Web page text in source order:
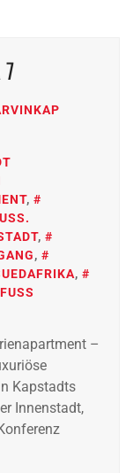
,
,
,
,
–
Kapstadts
Innenstadt,